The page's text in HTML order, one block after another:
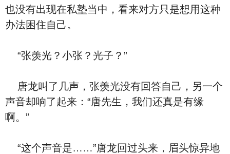
也没有出现在私塾当中，看来对方只是想用这种
办法困住自己。
“张羡光？小张？光子？”
唐龙叫了几声，张羡光没有回答自己，另一个
声音却响了起来：“唐先生，我们还真是有缘
啊。”
“这个声音是……”唐龙回过头来，眉头惊异地